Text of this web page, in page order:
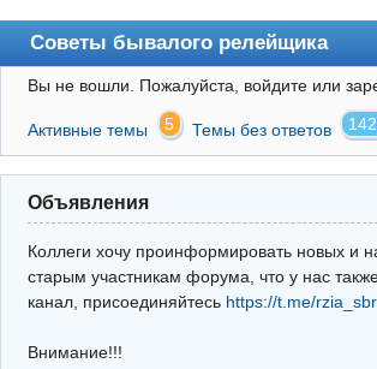
Советы бывалого релейщика
Форум
Правила
Поиск
Регистрация
Архив
Почта
Вы не вошли. Пожалуйста, войдите или
Активные темы 5 Темы без ответов
Объявления
Коллеги хочу проинформировать новых и
старым участникам форума, что у нас
канал, присоединяйтесь https://t.me/rzia_sbr
Внимание!!!